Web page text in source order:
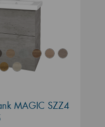
MAGIC SZZ4